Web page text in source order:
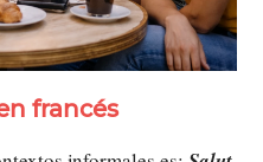
francés